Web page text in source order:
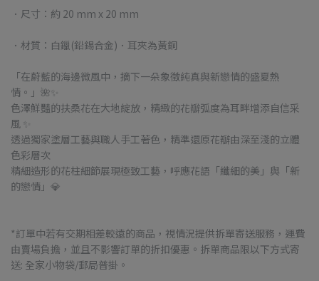
．尺寸：約 20 mm x 20 mm
．材質：白鑞(鉛錫合金)．耳夾為黃銅
「在蔚藍的海邊微風中，摘下一朵象徵純真與新戀情的盛夏熱
情。」🌺✨
色澤鮮豔的扶桑花在大地綻放，精緻的花瓣弧度為耳畔增添自信采
風 ✨
透過獨家塗層工藝與職人手工著色，精準還原花瓣由深至淺的立體
色彩層次
精細造形的花柱細節展現極致工藝，呼應花語「纖細的美」與「新
的戀情」💎
*訂單中若有交期相差較遠的商品，視情況提供拆單寄送服務，運費
由賣場負擔，並且不影響訂單的折扣優惠。拆單商品限以下方式寄
送: 全家小物袋/郵局普掛。